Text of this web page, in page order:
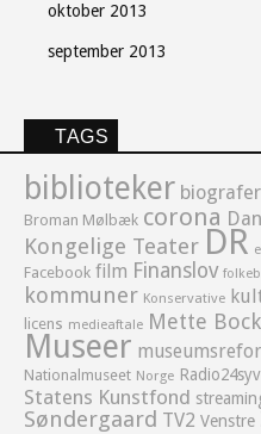
oktober 2013
september 2013
TAGS
biblioteker biografer
Broman Mølbæk corona
Kongelige Teater DR
Facebook film Finanslov
kommuner Konservative
licens medieaftale Mette Bock
Museer
Nationalmuseet Norge Radio24syv
Statens Kunstfond
Søndergaard TV2 Venstre